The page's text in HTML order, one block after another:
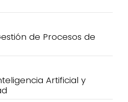
de Procesos de
Artificial y